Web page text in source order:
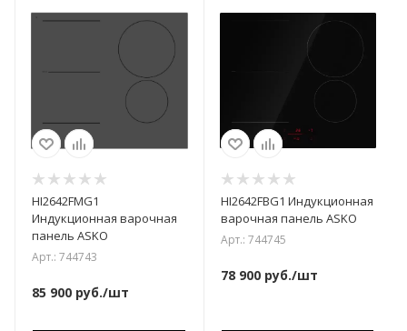
HI2642FMG1
Индукционная варочная
панель ASKO
Арт.: 744743
85 900 руб./шт
HI2642FBG1 Индукционная
варочная панель ASKO
Арт.: 744745
78 900руб./шт